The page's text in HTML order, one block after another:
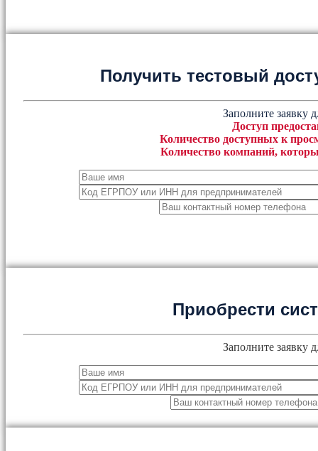
Получить тестовый
Заполните заявку
Доступ
Количество доступных к
Количество компаний,
Приобрести
Заполните заявку